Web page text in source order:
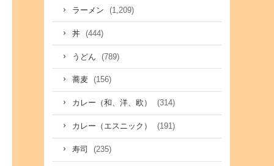
ラーメン (1,209)
丼 (444)
うどん (789)
蕎麦 (156)
カレー（和、洋、欧） (314)
カレー（エスニック） (191)
寿司 (235)